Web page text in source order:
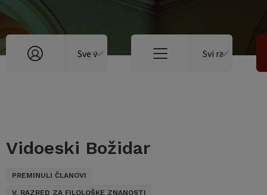
Vidoeski Božidar
PREMINULI ČLANOVI
V. RAZRED ZA FILOLOŠKE ZNANOSTI